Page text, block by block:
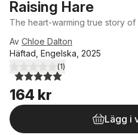
Raising Hare
The heart-warming true story
Av Chloe Dalton
Häftad, Engelska, 2025
5,0utav 5 stjärnor. Totalt antal
(1)
164 kr
Lägg i